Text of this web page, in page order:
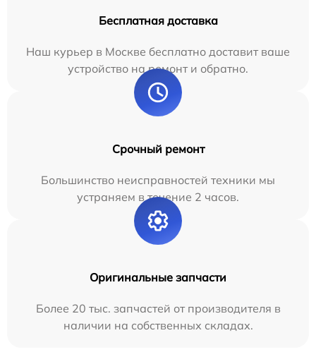
Бесплатная доставка
Наш курьер в Москве бесплатно доставит ваше
устройство на ремонт и обратно.
Срочный ремонт
Большинство неисправностей техники мы
устраняем в течение 2 часов.
Оригинальные запчасти
Более 20 тыс. запчастей от производителя в
наличии на собственных складах.